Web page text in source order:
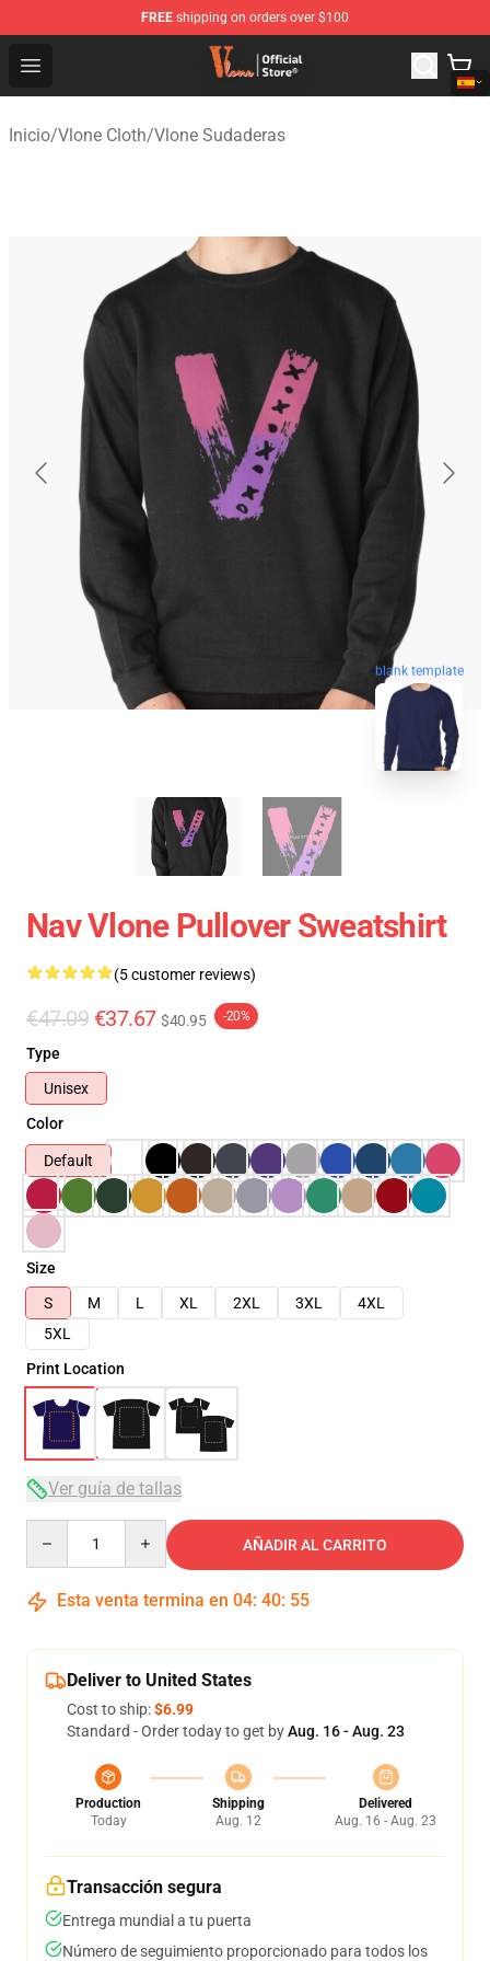
FREE shipping on orders over $100
Open menu
Vlone Shop - Official Vlone Merchandise Store
Inicio/Vlone Cloth/Vlone Sudaderas
blank template
Nav Vlone Pullover Sweatshirt
(5 customer reviews)
€47.09 €37.67 $40.95 -20%
Type
Unisex
Color
Default
Size
S
M L XL 2XL 3XL
4XL
5XL
Print Location
Ver guía de tallas
AÑADIR AL CARRITO
Esta venta termina en 04: 40: 54
Deliver to United States
Cost to ship:$6.99
Standard - Order today to get byAug. 16 - Aug. 23
Production
Today
Shipping
Aug. 12
Delivered
Aug. 16 - Aug. 23
Transacción segura
Entrega mundial a tu puerta
Número de seguimiento proporcionado para todos los